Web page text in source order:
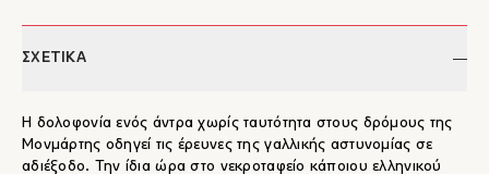
ΣΧΕΤΙΚΑ
Η δολοφονία ενός άντρα χωρίς ταυτότητα στους δρόμους της
Μονμάρτης οδηγεί τις έρευνες της γαλλικής αστυνομίας σε
αδιέξοδο. Την ίδια ώρα στο νεκροταφείο κάποιου ελληνικού